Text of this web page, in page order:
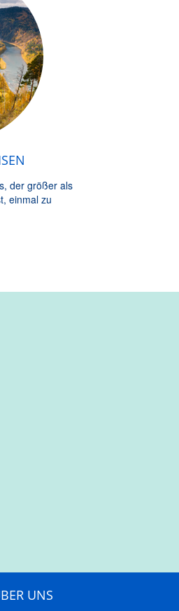
der größer als
einmal zu
UNS